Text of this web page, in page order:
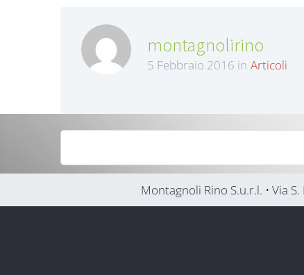
montagnolirino
5 Febbraio 2016 in Articoli
Montagnoli Rino S.u.r.l. • Via